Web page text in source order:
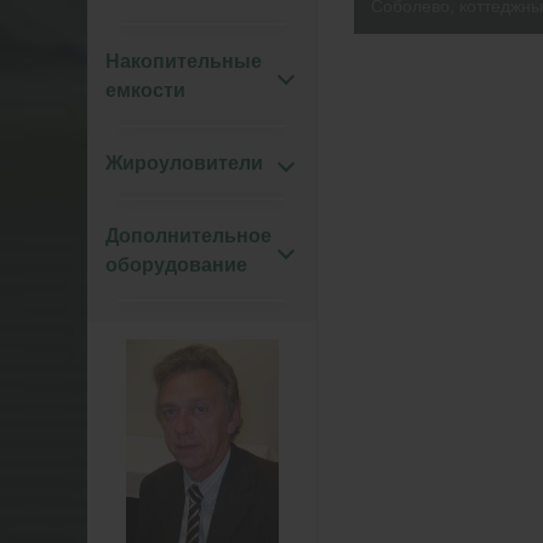
Накопительные
емкости
Жироуловители
Дополнительное
оборудование